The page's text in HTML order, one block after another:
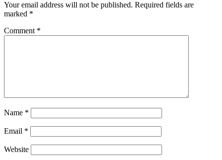
Your email address will not be published. Required fields are
marked *
Comment *
Name *
Email *
Website